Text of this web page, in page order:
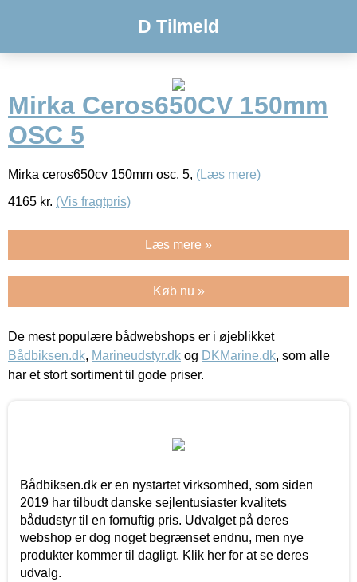
D Tilmeld
Mirka Ceros650CV 150mm
OSC 5
Mirka ceros650cv 150mm osc. 5, (Læs mere)
4165 kr. (Vis fragtpris)
Læs mere »
Køb nu »
De mest populære bådwebshops er i øjeblikket
Bådbiksen.dk, Marineudstyr.dk og DKMarine.dk, som alle
har et stort sortiment til gode priser.
Bådbiksen.dk er en nystartet virksomhed, som siden
2019 har tilbudt danske sejlentusiaster kvalitets
bådudstyr til en fornuftig pris. Udvalget på deres
webshop er dog noget begrænset endnu, men nye
produkter kommer til dagligt. Klik her for at se deres
udvalg.